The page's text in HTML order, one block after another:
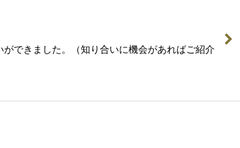
できました。（知り合いに機会があればご紹介